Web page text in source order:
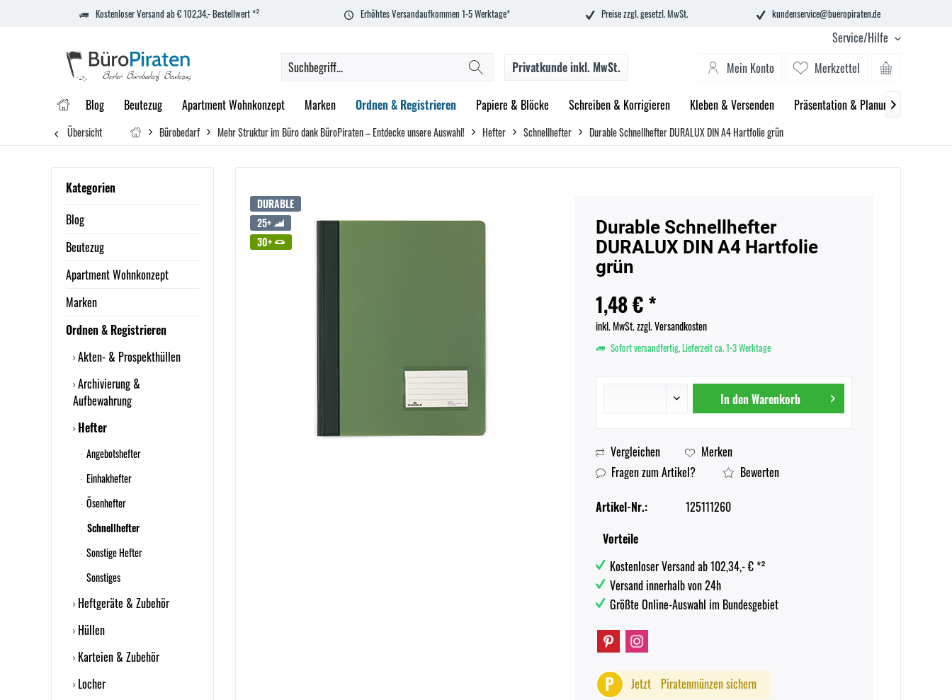
Kostenloser Versand ab € 102,34,- Bestellwert *² Erhöhtes Versandaufkommen 1-5 Werktage* Preise zzgl. gesetzl. MwSt. kundenservice@bueropiraten.de
Service/Hilfe
Merkzettel
Mein Konto
Privatkundeinkl. MwSt.
Blog Beutezug Apartment Wohnkonzept Marken Ordnen & Registrieren Papiere & Blöcke Schreiben & Korrigieren Kleben & Versenden Präsentation & Planung
Übersicht Bürobedarf Mehr Struktur im Büro dank BüroPiraten – Entdecke unsere Auswahl! Hefter Schnellhefter Durable Schnellhefter DURALUX DIN A4 Hartfolie grün
Kategorien
Blog
Beutezug
Apartment Wohnkonzept
Marken
Ordnen & Registrieren
Akten- & Prospekthüllen
Archivierung &
Aufbewahrung
Hefter
Angebotshefter
Einhakhefter
Ösenhefter
Schnellhefter
Sonstige Hefter
Sonstiges
Heftgeräte & Zubehör
Hüllen
Karteien & Zubehör
Locher
DURABLE
25+
30+
Durable Schnellhefter
DURALUX DIN A4 Hartfolie
grün
1,48 € *
inkl. MwSt.zzgl. Versandkosten
Sofort versandfertig, Lieferzeit ca. 1-3 Werktage
In denWarenkorb
Vergleichen
Merken
Fragen zum Artikel?
Bewerten
Artikel-Nr.:
125111260
Vorteile
Kostenloser Versand ab 102,34,- € *²
Versand innerhalb von 24h
Größte Online-Auswahl im Bundesgebiet
P Jetzt Piratenmünzen sichern